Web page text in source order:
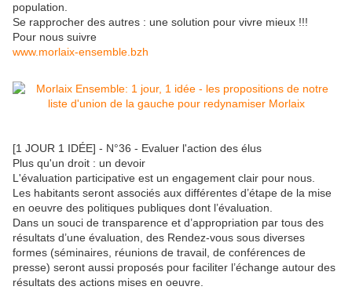
population.
Se rapprocher des autres : une solution pour vivre mieux !!!
Pour nous suivre
www.morlaix-ensemble.bzh
[1 JOUR 1 IDÉE] - N°36 - Evaluer l'action des élus
Plus qu'un droit : un devoir
L'évaluation participative est un engagement clair pour nous.
Les habitants seront associés aux différentes d’étape de la mise
en oeuvre des politiques publiques dont l’évaluation.
Dans un souci de transparence et d’appropriation par tous des
résultats d’une évaluation, des Rendez-vous sous diverses
formes (séminaires, réunions de travail, de conférences de
presse) seront aussi proposés pour faciliter l’échange autour des
résultats des actions mises en oeuvre.